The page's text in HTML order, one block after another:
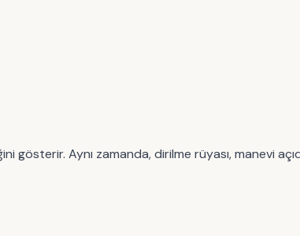
Aynı zamanda, dirilme rüyası, manevi